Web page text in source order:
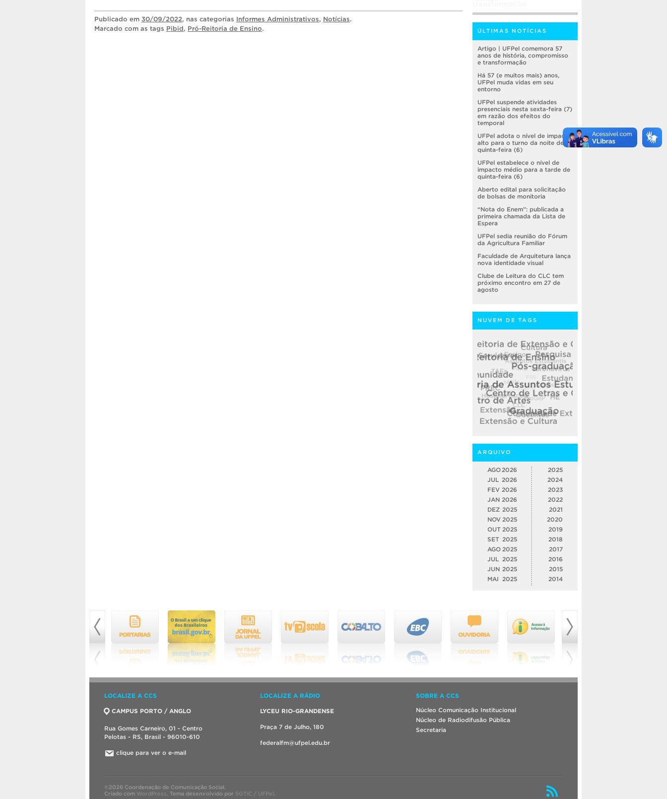
Publicado em 30/09/2022, nas categorias Informes Administrativos, Notícias.
Marcado com as tags Pibid, Pró-Reitoria de Ensino. ÚLTIMAS NOTÍCIAS
Artigo | UFPel comemora 57
anos de história, compromisso
e transformação
Há 57 (e muitos mais) anos,
UFPel muda vidas em seu
entorno
UFPel suspende atividades
presenciais nesta sexta-feira (7)
em razão dos efeitos do
temporal
UFPel adota o nível de impacto
alto para o turno da noite de
quinta-feira (6)
UFPel estabelece o nível de
impacto médio para a tarde de
quinta-feira (6)
Aberto edital para solicitação
de bolsas de monitoria
“Nota do Enem”: publicada a
primeira chamada da Lista de
Espera
UFPel sedia reunião do Fórum
da Agricultura Familiar
Faculdade de Arquitetura lança
nova identidade visual
Clube de Leitura do CLC tem
próximo encontro em 27 de
agosto
NUVEM DE TAGS
ARQUIVO
AGO 2026
JUL 2026
FEV 2026
JAN 2026
DEZ 2025
NOV 2025
OUT 2025
SET 2025
AGO 2025
JUL
2025
JUN 2025
MAI
2025
2025
2024
2023
2022
2021
2020
2019
2018
2017
2016
2015
2014
LOCALIZE A CCS
CAMPUS PORTO / ANGLO
Rua Gomes Carneiro, 01 - Centro
Pelotas - RS, Brasil - 96010-610
clique para ver o e-mail
LOCALIZE A RÁDIO
LYCEU RIO-GRANDENSE
Praça 7 de Julho, 180
federalfm@ufpel.edu.br
SOBRE A CCS
Núcleo Comunicação Institucional
Núcleo de Radiodifusão Pública
Secretaria
©2026 Coordenação de Comunicação Social.
Criado com WordPress. Tema desenvolvido por SGTIC / UFPel .